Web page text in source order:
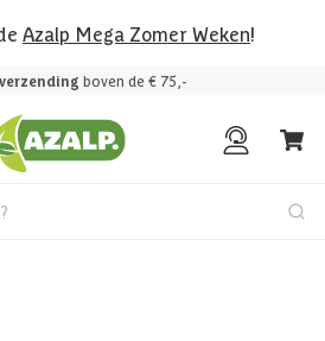
Azalp Mega Zomer Weken!
boven de € 75,-